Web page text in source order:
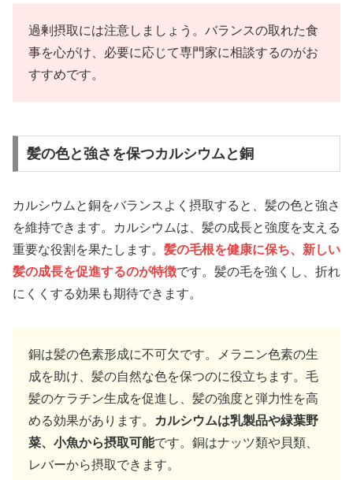
過剰摂取には注意しましょう。バランスの取れた食
事を心がけ、必要に応じて専門家に相談するのがお
すすめです。
髪の色と強さを保つカルシウムと銅
カルシウムと銅をバランスよく摂取すると、髪の色と強さ
を維持できます。カルシウムは、髪の成長と強度を支える
重要な役割を果たします。 髪の毛根を健康に保ち、新しい
髪の成長を促進するのが特徴です。髪の毛を強くし、折れ
にくくする効果も期待できます。
銅は髪の色素形成に不可欠です。メラニン色素の生
成を助け、髪の自然な色を保つのに役立ちます。毛
髪のケラチン生成を促進し、髪の強度と弾力性を高
める効果があります。
カルシウムは乳製品や緑葉野
菜、小魚から摂取可能です。銅はナッツ類や貝類、
レバーから摂取できます。